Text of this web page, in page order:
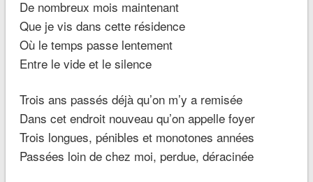
De nombreux mois maintenant
Que je vis dans cette résidence
Où le temps passe lentement
Entre le vide et le silence
Trois ans passés déjà qu’on m’y a remisée
Dans cet endroit nouveau qu’on appelle foyer
Trois longues, pénibles et monotones années
Passées loin de chez moi, perdue, déracinée